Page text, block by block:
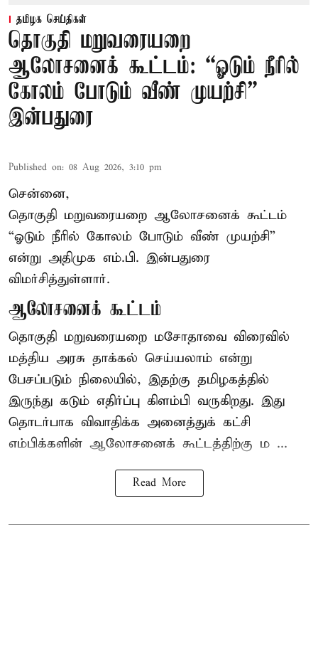
தமிழக செய்திகள்
தொகுதி மறுவரையறை
ஆலோசனைக் கூட்டம்: “ஓடும் நீரில்
கோலம் போடும் வீண் முயற்சி” –
இன்பதுரை
Published on: 08 Aug 2026, 3:10 pm
சென்னை,
தொகுதி மறுவரையறை ஆலோசனைக் கூட்டம்
“ஓடும் நீரில் கோலம் போடும் வீண் முயற்சி”
என்று அதிமுக எம்.பி. இன்பதுரை
விமர்சித்துள்ளார்.
ஆலோசனைக் கூட்டம்
தொகுதி மறுவரையறை மசோதாவை விரைவில்
மத்திய அரசு தாக்கல் செய்யலாம் என்று
பேசப்படும் நிலையில், இதற்கு தமிழகத்தில்
இருந்து கடும் எதிர்ப்பு கிளம்பி வருகிறது. இது
தொடர்பாக விவாதிக்க அனைத்துக் கட்சி
எம்பிக்களின் ஆலோசனைக் கூட்டத்திற்கு ம ...
Read More